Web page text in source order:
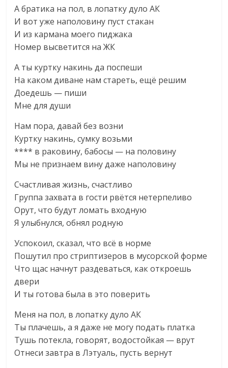
А братика на пол, в лопатку дуло АК
И вот уже наполовину пуст стакан
И из кармана моего пиджака
Номер высветится на ЖК
А ты куртку накинь да поспеши
На каком диване нам стареть, ещё решим
Доедешь — пиши
Мне для души
Нам пора, давай без возни
Куртку накинь, сумку возьми
**** в раковину, бабосы — на половину
Мы не признаем вину даже наполовину
Счастливая жизнь, счастливо
Группа захвата в гости рвётся нетерпеливо
Орут, что будут ломать входную
Я улыбнулся, обнял родную
Успокоил, сказал, что всё в норме
Пошутил про стриптизеров в мусорской форме
Что щас начнут раздеваться, как откроешь
двери
И ты готова была в это поверить
Меня на пол, в лопатку дуло АК
Ты плачешь, а я даже не могу подать платка
Тушь потекла, говорят, водостойкая — врут
Отнеси завтра в Лэтуаль, пусть вернут